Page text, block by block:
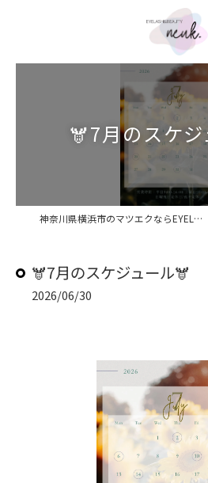
🫎7月のスケ
神奈川県横浜市のマツエクならEYELASH&BEAUTY neuk.
🫎7月のスケジュール🫎
2026/06/30